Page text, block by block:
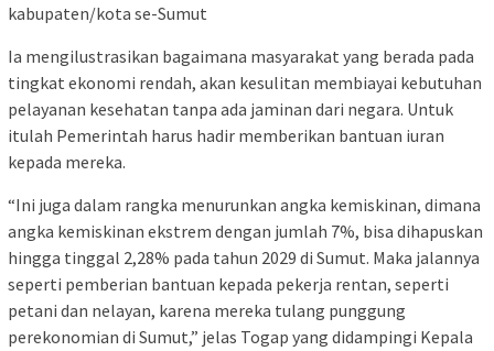
kabupaten/kota se-Sumut
Ia mengilustrasikan bagaimana masyarakat yang berada pada
tingkat ekonomi rendah, akan kesulitan membiayai kebutuhan
pelayanan kesehatan tanpa ada jaminan dari negara. Untuk
itulah Pemerintah harus hadir memberikan bantuan iuran
kepada mereka.
“Ini juga dalam rangka menurunkan angka kemiskinan, dimana
angka kemiskinan ekstrem dengan jumlah 7%, bisa dihapuskan
hingga tinggal 2,28% pada tahun 2029 di Sumut. Maka jalannya
seperti pemberian bantuan kepada pekerja rentan, seperti
petani dan nelayan, karena mereka tulang punggung
perekonomian di Sumut,” jelas Togap yang didampingi Kepala